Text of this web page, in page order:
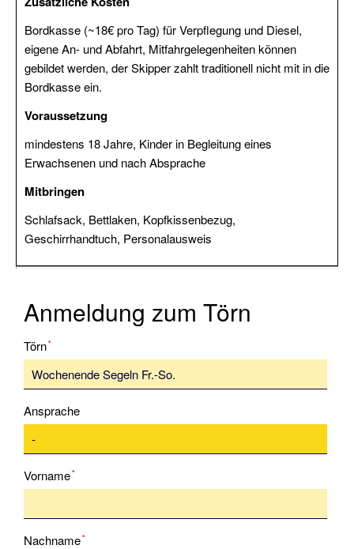
Hafenmanöver
Modul
Nachtfahrt
Modul
Navigation
Radartraining
Modul
Rettungsmanöver
Modul
Informationen
Wir
unsere
Bordkasse (~18€ pro Tag) für Verpflegung und Diesel,
eigene An- und Abfahrt, Mitfahrgelegenheiten können
gebildet werden, der Skipper zahlt traditionell nicht mit in die
Bordkasse ein.
Voraussetzung
mindestens 18 Jahre, Kinder in Begleitung eines
Erwachsenen und nach Absprache
Mitbringen
Schlafsack, Bettlaken, Kopfkissenbezug,
Geschirrhandtuch, Personalausweis
Anmeldung zum Törn
Pflichtfeld
Törn*
Ansprache
Pflichtfeld
Vorname*
Pflichtfeld
Nachname*